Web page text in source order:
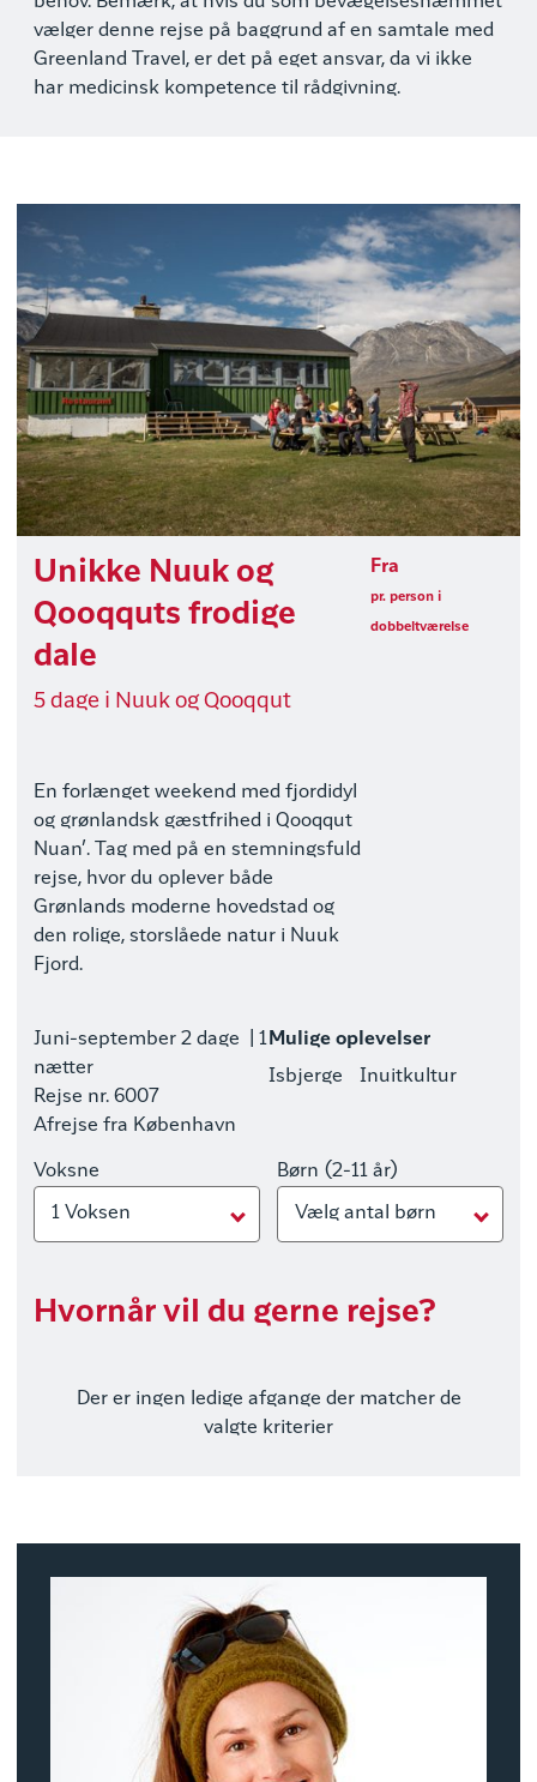
vælger denne rejse på baggrund af en samtale med
Greenland Travel, er det på eget ansvar, da vi ikke
har medicinsk kompetence til rådgivning.
Unikke Nuuk og
Qooqquts frodige
dale
5 dage i Nuuk og Qooqqut
En forlænget weekend med fjordidyl
og grønlandsk gæstfrihed i Qooqqut
Nuan’. Tag med på en stemningsfuld
rejse, hvor du oplever både
Grønlands moderne hovedstad og
den rolige, storslåede natur i Nuuk
Fjord.
Fra
pr. person i
dobbeltværelse
Juni-september 2 dage
| 1
nætter
Rejse nr. 6007
Afrejse fra København
Mulige oplevelser
Isbjerge Inuitkultur
Voksne
1 Voksen
Børn (2-11 år)
Vælg antal børn
Hvornår vil du gerne rejse?
Der er ingen ledige afgange der matcher de
valgte kriterier